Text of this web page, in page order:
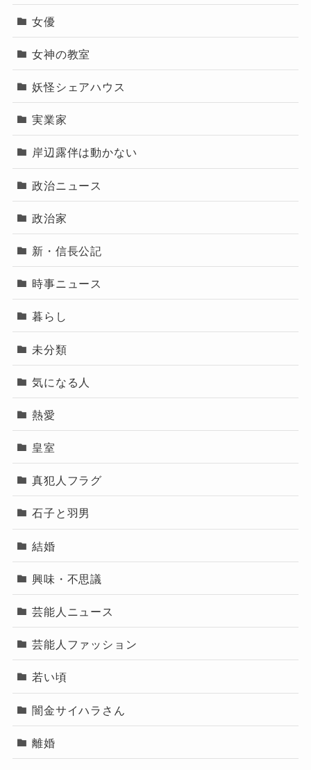
女優
女神の教室
妖怪シェアハウス
実業家
岸辺露伴は動かない
政治ニュース
政治家
新・信長公記
時事ニュース
暮らし
未分類
気になる人
熱愛
皇室
真犯人フラグ
石子と羽男
結婚
興味・不思議
芸能人ニュース
芸能人ファッション
若い頃
闇金サイハラさん
離婚